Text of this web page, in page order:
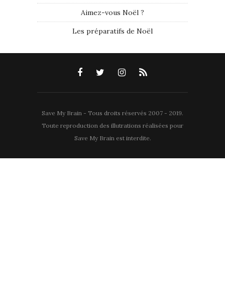
Aimez-vous Noël ?
Les préparatifs de Noël
Save My Brain - Tous droits réservés 2007 - 2019.
Toute reproduction des illutrations réalisées pour
Save My Brain est interdite.